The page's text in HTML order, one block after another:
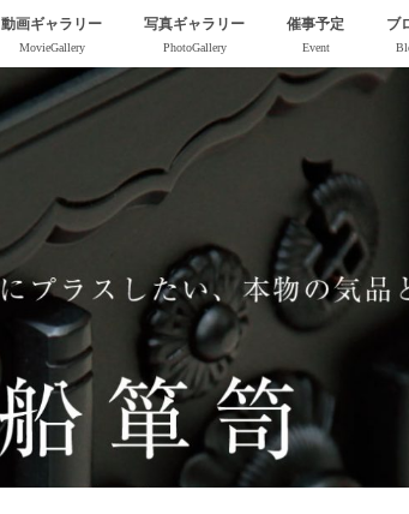
動画ギャラリー
MovieGallery
写真ギャラリー
PhotoGallery
催事予定
Event
ブ